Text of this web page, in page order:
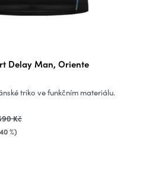
Delay Man, Oriente
Kč
%)
triko ve funkčním materiálu.